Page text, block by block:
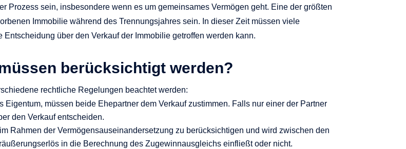
Prozess sein, insbesondere wenn es um gemeinsames Vermögen geht. Eine der größten
Immobilie während des Trennungsjahres sein. In dieser Zeit müssen viele
über den Verkauf der Immobilie getroffen werden kann.
berücksichtigt werden?
rechtliche Regelungen beachtet werden:
Eigentum, müssen beide Ehepartner dem Verkauf zustimmen. Falls nur einer der Partner
den Verkauf entscheiden.
Rahmen der Vermögensauseinandersetzung zu berücksichtigen und wird zwischen den
in die Berechnung des Zugewinnausgleichs einfließt oder nicht.